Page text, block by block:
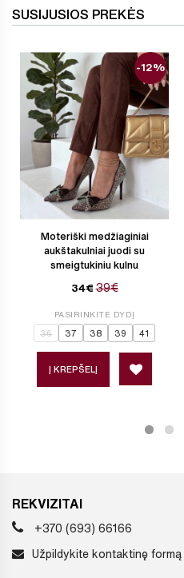
SUSIJUSIOS PREKĖS
Moteriški medžiaginiai
aukštakulniai juodi su
smeigtukiniu kulnu
34€ 39€
-12%
PASIRINKITE DYDĮ
36 37 38 39 41
Į KREPŠELĮ
REKVIZITAI
+370 (693) 66166
Užpildykite kontaktinę formą